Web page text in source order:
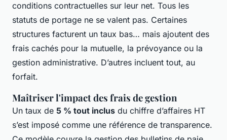
conditions contractuelles sur leur net. Tous les
statuts de portage ne se valent pas. Certaines
structures facturent un taux bas… mais ajoutent des
frais cachés pour la mutuelle, la prévoyance ou la
gestion administrative. D’autres incluent tout, au
forfait.
Maîtriser l'impact des frais de gestion
Un taux de 5 % tout inclus du chiffre d’affaires HT
s’est imposé comme une référence de transparence.